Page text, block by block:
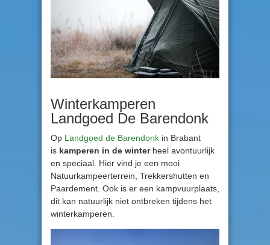
Winterkamperen
Landgoed De Barendonk
Op Landgoed de Barendonk in Brabant
is kamperen in de winter heel avontuurlijk
en speciaal. Hier vind je een mooi
Natuurkampeerterrein, Trekkershutten en
Paardement. Ook is er een kampvuurplaats,
dit kan natuurlijk niet ontbreken tijdens het
winterkamperen.